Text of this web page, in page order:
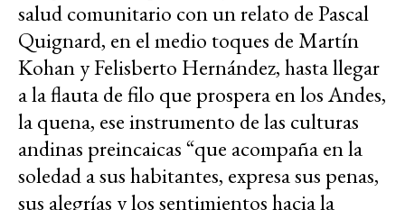
salud comunitario con un relato de Pascal
Quignard, en el medio toques de Martín
Kohan y Felisberto Hernández, hasta llegar
a la flauta de filo que prospera en los Andes,
la quena, ese instrumento de las culturas
andinas preincaicas “que acompaña en la
soledad a sus habitantes, expresa sus penas,
sus alegrías y los sentimientos hacia la